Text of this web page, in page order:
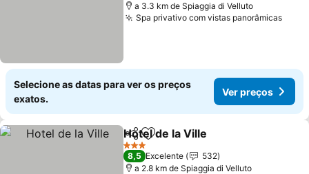
a 3.3 km de Spiaggia di Velluto
Spa privativo com vistas panorâmicas
Selecione as datas para ver os preços
exatos.
Ver preços
PartilharAdicionar aos favoritos
Hotel de la Ville
3 Estrelas
8,5 Excelente
532
a 2.8 km de Spiaggia di Velluto